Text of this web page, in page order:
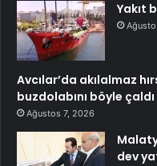
Yakıt
Avcılar’da akılalmaz
buzdolabını böyle çaldı
Ağustos 7, 2026
dev